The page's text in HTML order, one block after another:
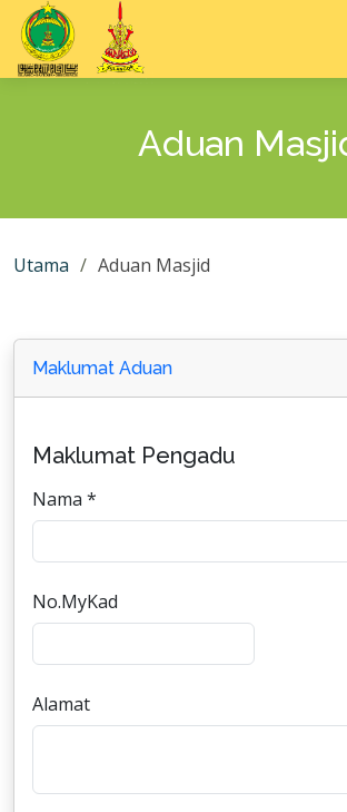
Aduan
Utama Aduan Masjid
Maklumat Aduan
Maklumat Pengadu
Nama *
No.MyKad
Alamat